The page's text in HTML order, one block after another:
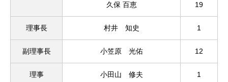
久保 百恵 19
理事長 村井 知史 1
副理事長 小笠原 光佑 12
理事 小田山 修夫 1